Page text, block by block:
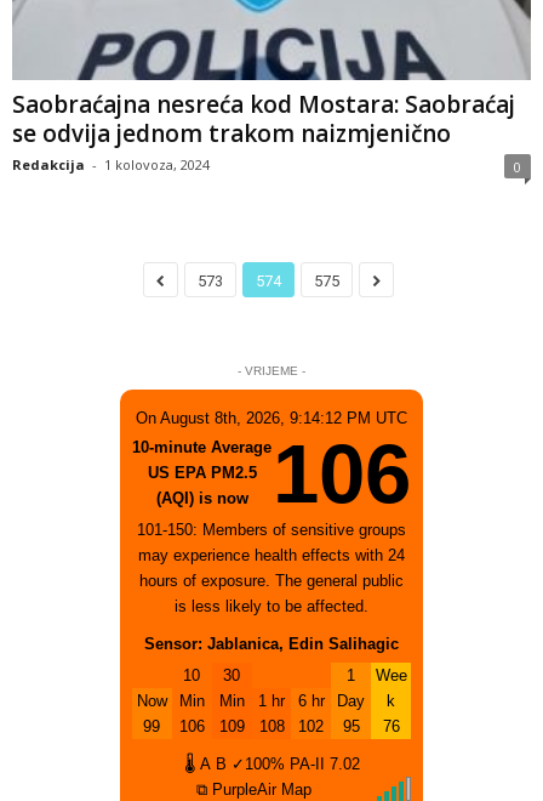
Saobraćajna nesreća kod Mostara: Saobraćaj
se odvija jednom trakom naizmjenično
Redakcija - 1 kolovoza, 2024 0
573 574 575
- VRIJEME -
On August 8th, 2026, 9:14:12 PM UTC
10-minute Average
US EPA PM2.5
(AQI) is now
106
101-150: Members of sensitive groups
may experience health effects with 24
hours of exposure. The general public
is less likely to be affected.
Sensor: Jablanica, Edin Salihagic
Now
99
10
Min
106
30
Min
109
1 hr
108
6 hr
102
1
Day
95
Wee
k
76
🌡 A B ✓100% PA-II
7.02
⧉ PurpleAir Map